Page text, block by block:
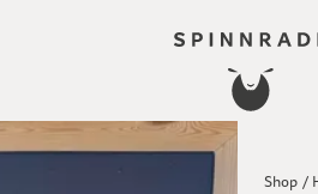
Shop /